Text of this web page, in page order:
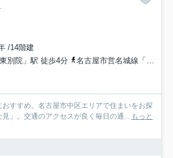
/14階建
別院」駅 徒歩4分
名古屋市営名城線「上前津」駅 徒歩7分
すすめ。名古屋市中区エリアで住まいをお探
」。交通のアクセスが良く毎日の通... もっと